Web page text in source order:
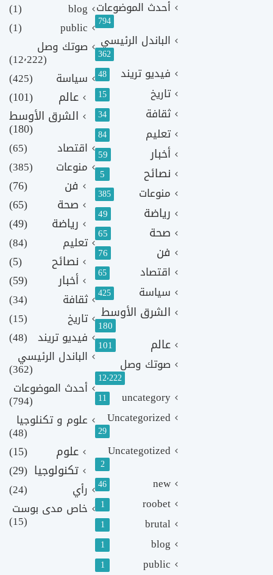
أحدث الموضوعات
794
الباندل الرئيسي
362
فيديو تريند 48
تاريخ 15
ثقافة 34
تعليم 84
أخبار 59
نصائح 5
منوعات 385
رياضة 49
صحة 65
فن 76
اقتصاد 65
سياسة 425
الشرق الأوسط
180
عالم 101
صوتك وصل
12٬222
uncategory
11
Uncategorized
29
Uncategotized
2
new
46
roobet
1
brutal
1
blog
1
public
1
blog
(1)
public
(1)
صوتك وصل
(12٬222)
سياسة
(425)
عالم
(101)
الشرق الأوسط
(180)
اقتصاد
(65)
منوعات
(385)
فن
(76)
صحة
(65)
رياضة
(49)
تعليم (84)
نصائح
(5)
أخبار
(59)
ثقافة
(34)
تاريخ
(15)
فيديو تريند (48)
الباندل الرئيسي
(362)
أحدث الموضوعات
(794)
علوم و تكنلوجيا
(48)
علوم
(15)
تكنولوجيا (29)
رأي
(24)
خاص مدى بوست
(15)